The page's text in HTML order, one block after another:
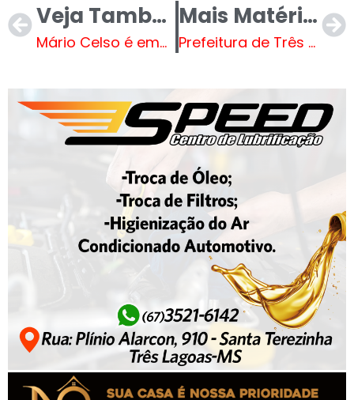
Veja Também
Mário Celso é empossado para 2º mandato em Andradina
Mais Matérias
Prefeitura de Três Lagoas inicia, na segunda (13), reforma da rampa para barcos do Balneário Municipal